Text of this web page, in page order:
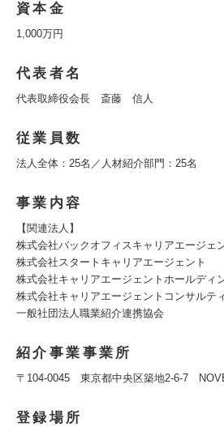
資本金
1,000万円
代表者名
代表取締役会長 斎藤 信人
従業員数
法人全体：25名／人材紹介部門：25名
事業内容
【関連法人】
株式会社バックオフィスキャリアエージェ
株式会社スタートキャリアエージェント
株式会社キャリアエージェントホールディ
株式会社キャリアエージェントコンサルテ
一般社団法人職業紹介連携協会
紹介事業事業所
〒104-0045 東京都中央区築地2-6-7
登録場所